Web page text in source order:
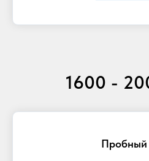
1600 -
Пробный